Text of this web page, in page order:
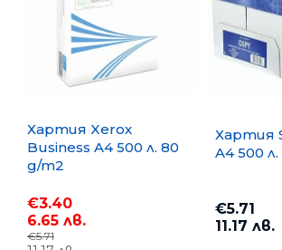
Хартия Xerox
Business A4 500 л. 80
g/m2
€3.40
6.65 лв.
€5.71
Хартия
A4 500
€5.71
11.17 лв.